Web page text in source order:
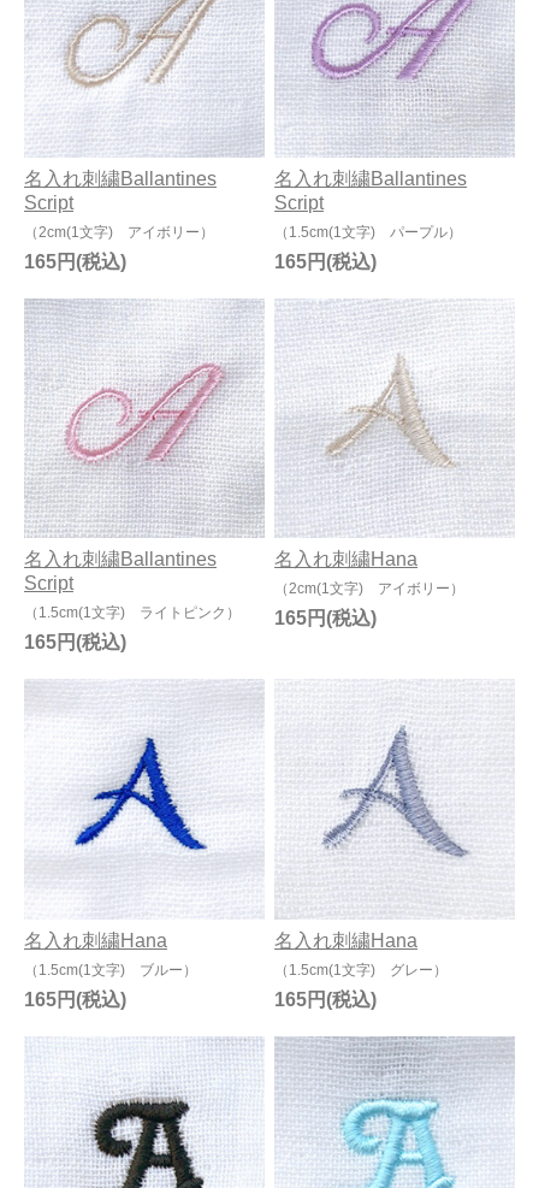
名入れ刺繍Ballantines
Script
（2cm(1文字) アイボリー）
165円
名入れ刺繍Ballantines
Script
（1.5cm(1文字) パープル）
165円
名入れ刺繍Ballantines
Script
（1.5cm(1文字) ライトピンク）
165円
名入れ刺繍Hana
（2cm(1文字) アイボリー）
165円
名入れ刺繍Hana
（1.5cm(1文字) ブルー）
165円
名入れ刺繍Hana
（1.5cm(1文字) グレー）
165円